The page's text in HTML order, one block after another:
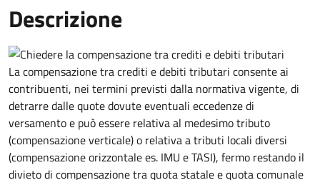
Descrizione
La compensazione tra crediti e debiti tributari consente ai
contribuenti, nei termini previsti dalla normativa vigente, di
detrarre dalle quote dovute eventuali eccedenze di
versamentoe può essere relativa al medesimo tributo
(compensazione verticale) o relativa a tributi locali diversi
(compensazione orizzontale es. IMU e TASI), fermo restando il
divieto di compensazione tra quota statale e quota comunale